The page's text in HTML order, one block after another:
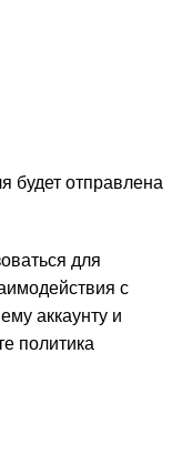
будет отправлена
для
с
аккаунту и
политика